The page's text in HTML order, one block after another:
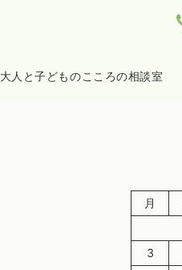
大人と子どものこころの相談室
月
3